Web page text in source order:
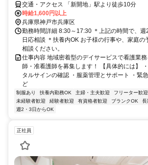
交通・アクセス 「新開地」駅より徒歩10分
時給1,600円以上
兵庫県神戸市兵庫区
勤務時間詳細 8:30～17:30 ＊上記の時間で、週
日応相談 ＊扶養内OK お子様の行事や、家庭の
相談ください。
仕事内容 地域密着型のデイサービスで看護業
師・准看護師を募集します！ 【具体的には】
タルサインの確認 ・服薬管理とサポート ・緊
ど
制服あり 扶養内勤務OK 主婦・主夫歓迎 フリーター歓迎
未経験者歓迎
経験者歓迎 有資格者歓迎 ブランクOK 長
週2・3日からOK
正社員